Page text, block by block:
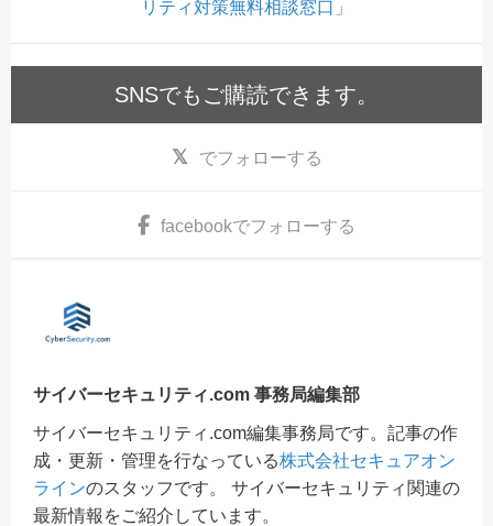
リティ対策無料相談窓口」
SNSでもご購読できます。
でフォローする
facebookでフォローする
サイバーセキュリティ.com 事務局編集部
サイバーセキュリティ.com編集事務局です。記事の作
成・更新・管理を行なっている株式会社セキュアオン
ラインのスタッフです。 サイバーセキュリティ関連の
最新情報をご紹介しています。